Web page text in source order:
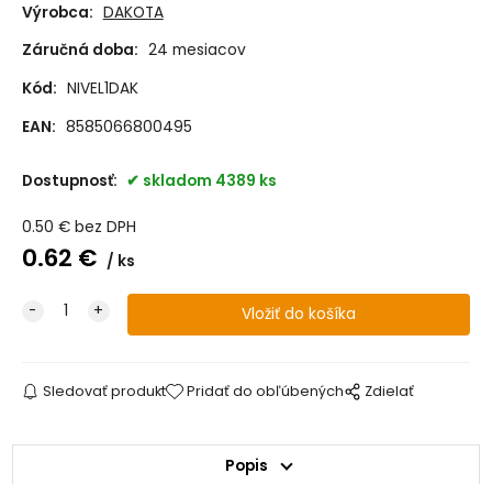
Výrobca: DAKOTA
Záručná doba: 24 mesiacov
Kód: NIVEL1DAK
EAN: 8585066800495
Dostupnosť: skladom 4389 ks
0.50 € bez DPH
0.62 € ks
Sledovať produkt Pridať do obľúbených Zdielať
Popis